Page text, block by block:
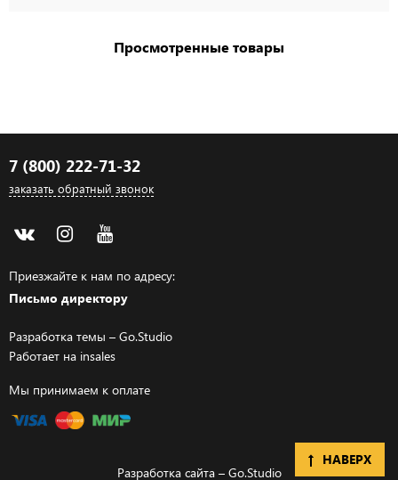
Просмотренные товары
7 (800) 222-71-32
заказать обратный звонок
Приезжайте к нам по адресу:
Письмо директору
Разработка темы – Go.Studio
Работает на insales
Мы принимаем к оплате
НАВЕРХ
Разработка сайта – Go.Studio